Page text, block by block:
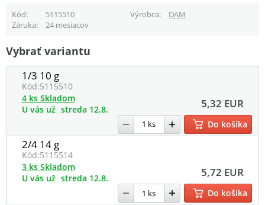
Kód 5115510 Výrobca
DAM
Záruka
24 mesiacov
Vybrať variantu
1/3 10 g
Kód:5115510
5,32 EUR
4 ks Skladom
U vás už streda 12.8.
Do košíka
2/4 14 g
Kód:5115514
5,72 EUR
3 ks Skladom
U vás už streda 12.8.
Do košíka